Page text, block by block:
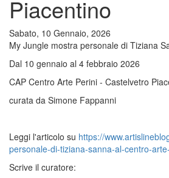
Piacentino
Sabato, 10 Gennaio, 2026
My Jungle mostra personale di Tiziana
Dal 10 gennaio al 4 febbraio 2026
CAP Centro Arte Perini - Castelvetro
curata da Simone Fappanni
Leggi l'articolo su https://
personale-di-tiziana-sanna-al-centro-
Scrive il curatore: